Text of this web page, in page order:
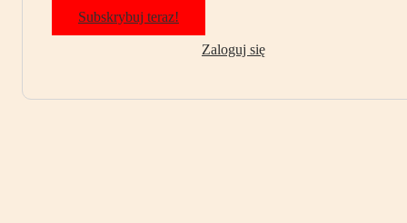
Subskrybuj teraz!
Zaloguj się